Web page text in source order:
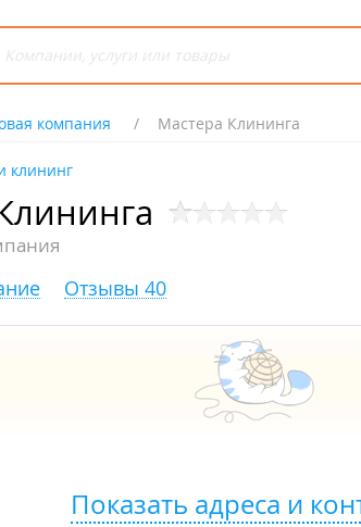
компания Мастера Клининга
клининг
Отзывы 40
Показать адреса и